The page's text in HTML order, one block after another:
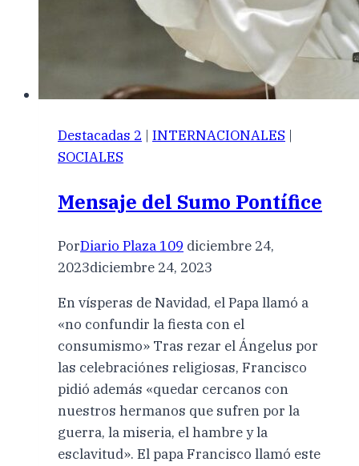
Destacadas 2 | INTERNACIONALES |
SOCIALES
Mensaje del Sumo Pontífice
PorDiario Plaza 109 diciembre 24,
2023diciembre 24, 2023
En vísperas de Navidad, el Papa llamó a
«no confundir la fiesta con el
consumismo» Tras rezar el Ángelus por
las celebraciónes religiosas, Francisco
pidió además «quedar cercanos con
nuestros hermanos que sufren por la
guerra, la miseria, el hambre y la
esclavitud». El papa Francisco llamó este